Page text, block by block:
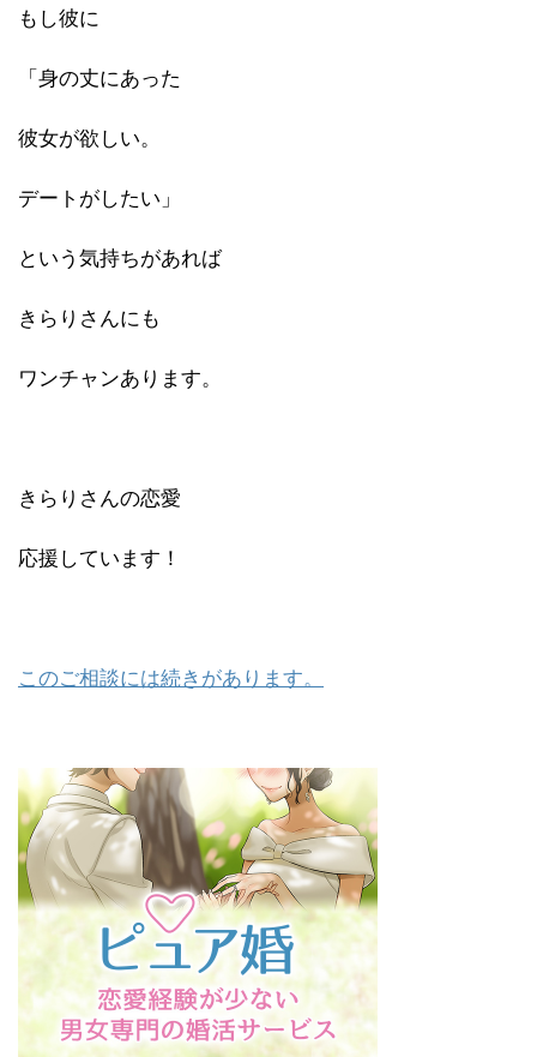
もし彼に
「身の丈にあった
彼女が欲しい。
デートがしたい」
という気持ちがあれば
きらりさんにも
ワンチャンあります。
きらりさんの恋愛
応援しています！
このご相談には続きがあります。